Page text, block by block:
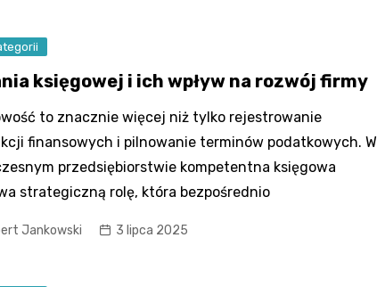
księgowej i ich wpływ na rozwój firmy
to znacznie więcej niż tylko rejestrowanie
finansowych i pilnowanie terminów podatkowych. W
przedsiębiorstwie kompetentna księgowa
strategiczną rolę, która bezpośrednio
Jankowski 3 lipca 2025